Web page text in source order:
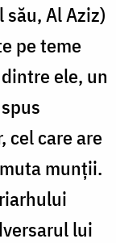
Al Aziz)
pe teme
ele, un
cel care are
munții.
lui